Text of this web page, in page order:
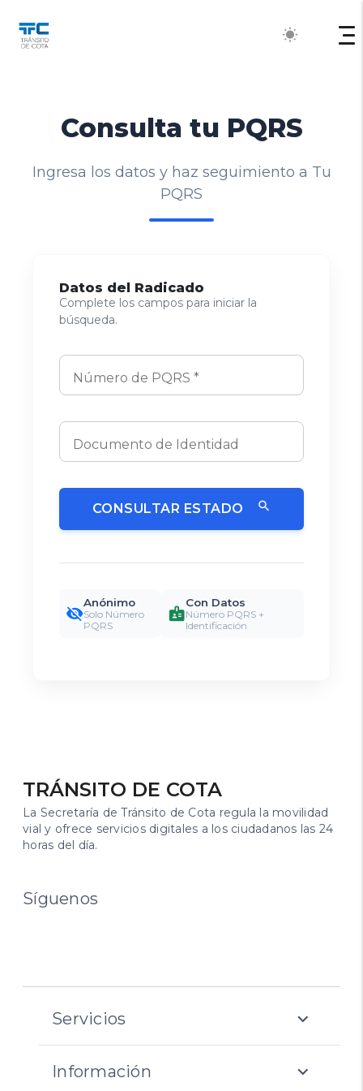
wb_sunny
Consulta tu PQRS
Ingresa los datos y haz seguimiento a Tu
PQRS
Datos del Radicado
Complete los campos para iniciar la
búsqueda.
Número de PQRS *
Documento de Identidad
CONSULTAR ESTADO search
visibility_off
Anónimo
Solo Número
PQRS
badge
Con Datos
Número PQRS +
Identificación
TRÁNSITO DE COTA
La Secretaría de Tránsito de Cota regula la movilidad
vial y ofrece servicios digitales a los ciudadanos las 24
horas del día.
Síguenos
Servicios expand_more
Información expand_more